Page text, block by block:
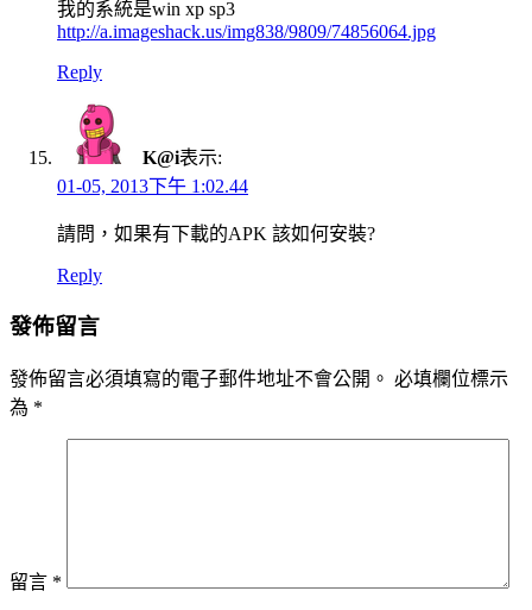
我的系統是win xp sp3
http://a.imageshack.us/img838/9809/74856064.jpg
Reply
K@i表示:
01-05, 2013下午 1:02.44
請問，如果有下載的APK 該如何安裝?
Reply
發佈留言
發佈留言必須填寫的電子郵件地址不會公開。 必填欄位標示
為 *
留言 *